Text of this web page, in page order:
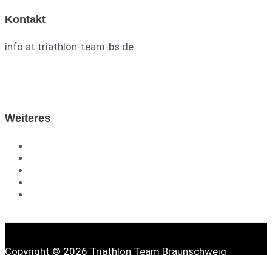
Kontakt
info at triathlon-team-bs.de
Weiteres
Copyright © 2026 Triathlon Team Braunschweig